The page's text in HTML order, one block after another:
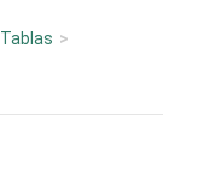
Tablas